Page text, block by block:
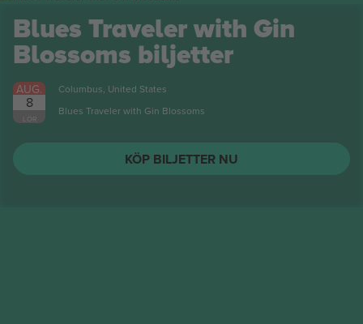
Blues Traveler with Gin
Blossoms biljetter
AUG.
8
LÖR
Columbus, United States
Blues Traveler with Gin Blossoms
KÖP BILJETTER NU